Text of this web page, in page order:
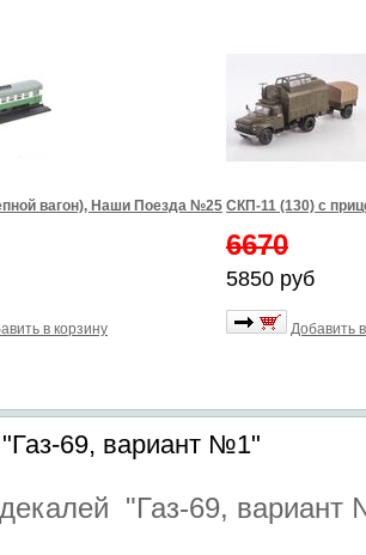
вагон), Наши Поезда №25
в корзину
СКП-11 (130) с
6670
5850 руб
Добавить
69, вариант №1"
"Газ-69, вариант